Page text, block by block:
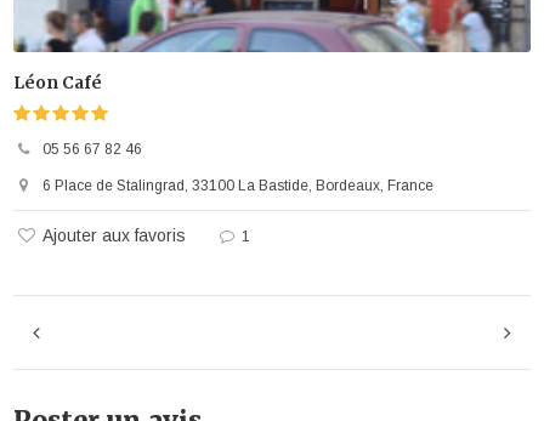
Léon Café
05 56 67 82 46
6 Place de Stalingrad, 33100 La Bastide, Bordeaux, France
Ajouter aux favoris 1